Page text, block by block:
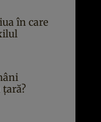
în care